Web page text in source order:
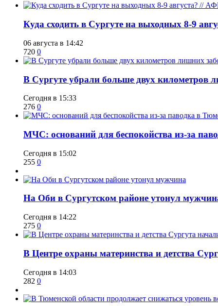
​Куда сходить в Сургуте на выходных 8-9
06 августа в 14:42
720 0
​В Сургуте убрали больше двух километров
Сегодня в 15:33
276 0
​МЧС: оснований для беспокойства из-за
Сегодня в 15:02
255 0
​На Оби в Сургутском районе утонул
Сегодня в 14:22
275 0
​В Центре охраны материнства и детства
Сегодня в 14:03
282 0